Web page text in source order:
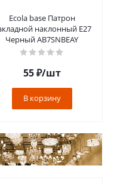
Ecola base Патрон
наклонный E27
Черный AB7SNBEAY
55₽/шт
В корзину